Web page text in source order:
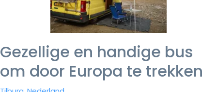
Gezellige en handige bus
om door Europa te trekken